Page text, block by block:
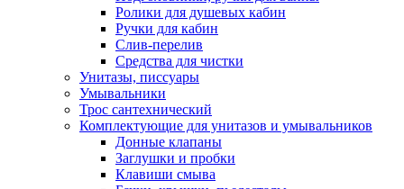
Ролики для душевых кабин
Ручки для кабин
Слив-перелив
Средства для чистки
Унитазы, писсуары
Умывальники
Трос сантехнический
Комплектующие для унитазов и умывальников
Донные клапаны
Заглушки и пробки
Клавиши смыва